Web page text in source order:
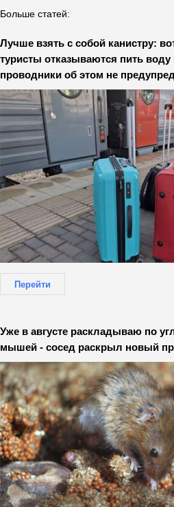
Больше статей:
Лучше взять с собой канистру:
туристы отказываются пить воду
проводники об этом не
Перейти
Уже в августе раскладываю по
мышей - сосед раскрыл новый